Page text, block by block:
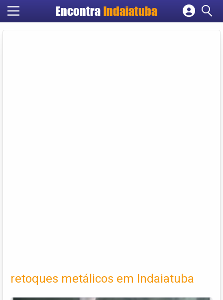
Encontra Indaiatuba
Cadastrar empresa
retoques metálicos em Indaiatuba